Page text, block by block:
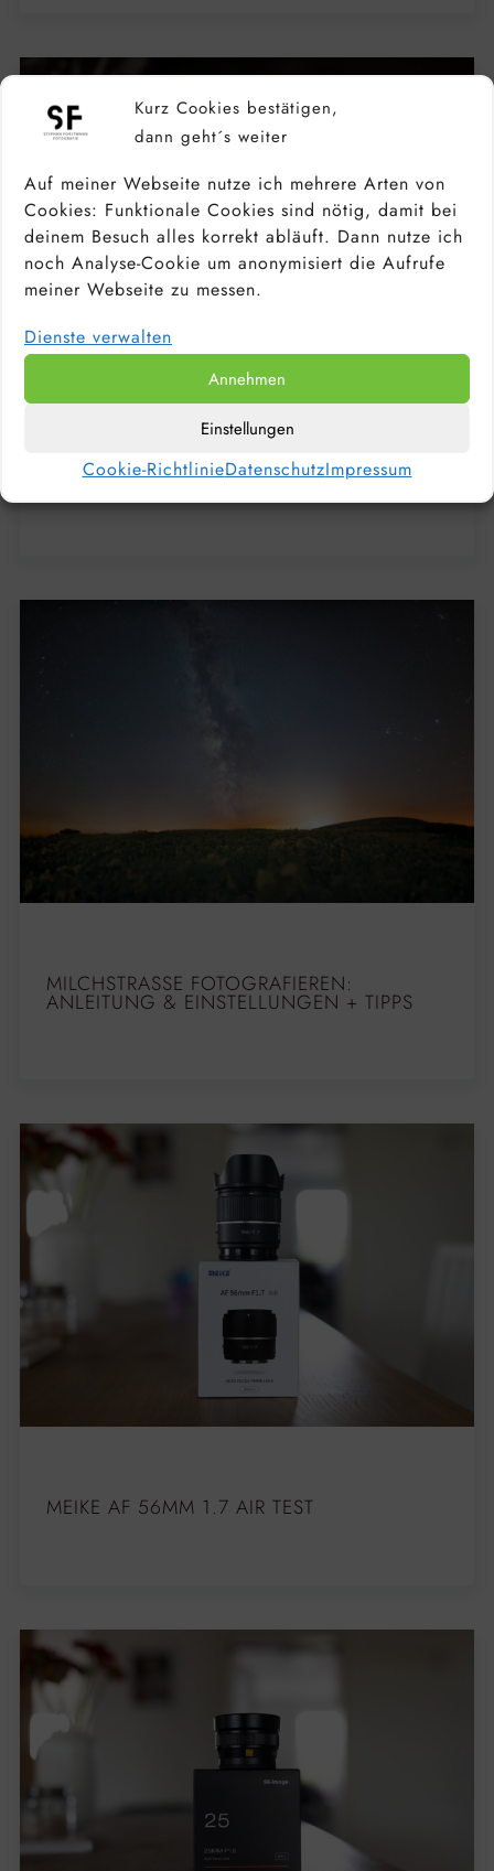
Kurz Cookies bestätigen,
dann geht´s weiter
Auf meiner Webseite nutze ich mehrere Arten von
Cookies: Funktionale Cookies sind nötig, damit bei
deinem Besuch alles korrekt abläuft. Dann nutze ich
noch Analyse-Cookie um anonymisiert die Aufrufe
meiner Webseite zu messen.
Dienste verwalten
Annehmen
Einstellungen
Cookie-RichtlinieDatenschutzImpressum
KAMERA FÜR ANFÄNGER &
HOBBYFOTOGRAFEN: DIE BESTEN
EINSTEIGERKAMERAS 2026
MILCHSTRASSE FOTOGRAFIEREN: A
NLEITUNG & EINSTELLUNGEN + TIPPS
MEIKE AF 56MM 1.7 AIR TEST